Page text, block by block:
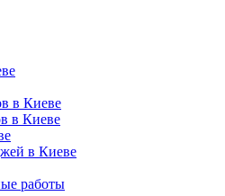
в Киеве
в Киеве
в Киеве
работы